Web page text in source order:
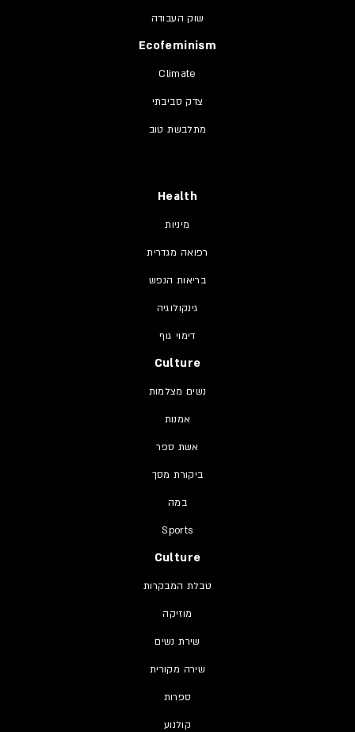
שוק העבודה
Ecofeminism
Climate
צדק סביבתי
מתלבשת טוב
Health
מיניות
רפואה מגדרית
בריאות הנפש
גינקולוגיה
דימוי גוף
Culture
נשים מצלמות
אמנות
אשת ספר
ביקורת מסך
במה
Sports
Culture
טבלת המבקרות
מוזיקה
שירת נשים
שירה מקורית
ספרות
קולנוע